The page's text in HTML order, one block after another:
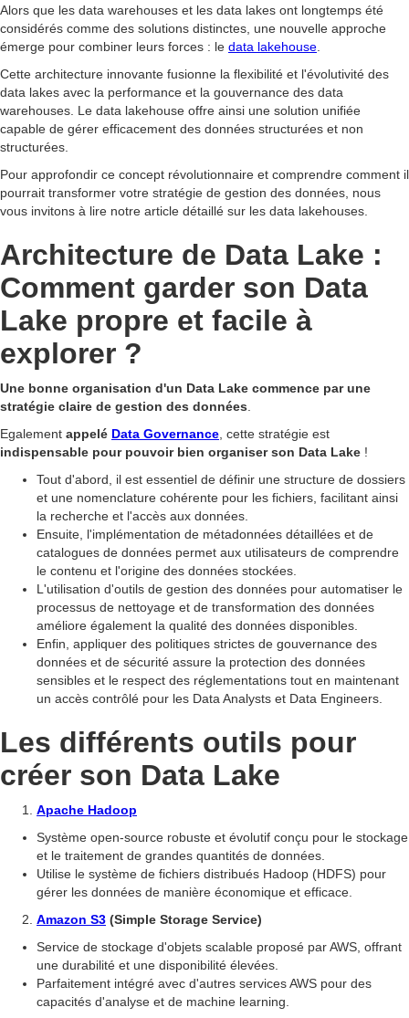
Alors que les data warehouses et les data lakes ont longtemps été
considérés comme des solutions distinctes, une nouvelle approche
émerge pour combiner leurs forces : le data lakehouse
Cette architecture innovante fusionne la flexibilité et l'évolutivité des
data lakes avec la performance et la gouvernance des data
warehouses. Le data lakehouse offre ainsi une solution unifiée
capable de gérer efficacement des données structurées et non
structurées.
Pour approfondir ce concept révolutionnaire et comprendre comment il
pourrait transformer votre stratégie de gestion des données, nous
vous invitons à lire notre article détaillé sur les data lakehouses.
Architecture de Data Lake :
Comment garder son Data
Lake propre et facile à
explorer ?
Une bonne organisation d'un Data Lake commence par une
stratégie claire de gestion des données
Egalement appelé Data Governance , cette stratégie est
indispensable pour pouvoir bien organiser son Data Lake !
Tout d'abord, il est essentiel de définir une structure de dossiers
et une nomenclature cohérente pour les fichiers, facilitant ainsi
la recherche et l'accès aux données.
Ensuite, l'implémentation de métadonnées détaillées et de
catalogues de données permet aux utilisateurs de comprendre
le contenu et l'origine des données stockées.
L'utilisation d'outils de gestion des données pour automatiser le
processus de nettoyage et de transformation des données
améliore également la qualité des données disponibles.
Enfin, appliquer des politiques strictes de gouvernance des
données et de sécurité assure la protection des données
sensibles et le respect des réglementations tout en maintenant
un accès contrôlé pour les Data Analysts et Data Engineers.
Les différents outils pour
créer son Data Lake
Apache Hadoop
Système open-source robuste et évolutif conçu pour le stockage
et le traitement de grandes quantités de données.
Utilise le système de fichiers distribués Hadoop (HDFS) pour
gérer les données de manière économique et efficace.
Amazon S3 (Simple Storage Service)
Service de stockage d'objets scalable proposé par AWS, offrant
une durabilité et une disponibilité élevées.
Parfaitement intégré avec d'autres services AWS pour des
capacités d'analyse et de machine learning.